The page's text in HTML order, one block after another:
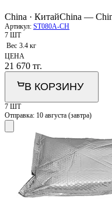
China · КитайChina —
Артикул: ST080A-CH
7 ШТ
Вес 3.4 кг
ЦЕНА
21 670 тг.
В КОРЗИНУ
7 ШТ
Отправка: 10 августа (завтра)